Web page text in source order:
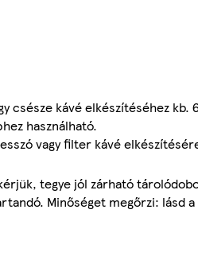
csésze kávé elkészítéséhez
használható.
vagy filter kávé
tegye jól zárható
Minőséget megőrzi: lásd